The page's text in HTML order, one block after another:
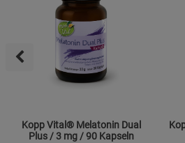
Kopp Vital® Melatonin Dual
Plus / 3 mg / 90 Kapseln